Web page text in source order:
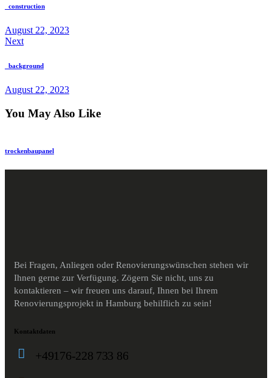
_construction
August 22, 2023
Next
_background
August 22, 2023
You May Also Like
trockenbaupanel
Bei Fragen, Anliegen oder Renovierungswünschen stehen wir
Ihnen gerne zur Verfügung. Zögern Sie nicht, uns zu
kontaktieren – wir freuen uns darauf, Ihnen bei Ihrem
Renovierungsprojekt in Hamburg behilflich zu sein!
Kontaktdaten
+49176-228 733 86